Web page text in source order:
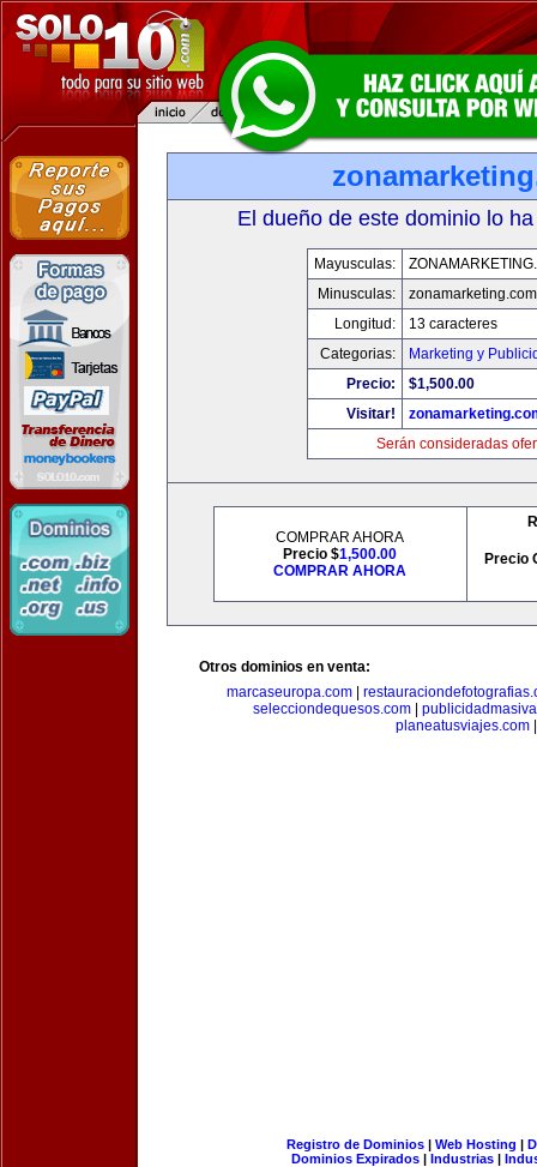
El dueño de este dominio lo
Mayusculas:
Minusculas:
zonamarketing.com
Longitud:
13 caracteres
Categorias:
Marketing y
Precio:
$1,500.00
Visitar!
Serán consideradas
COMPRAR AHORA
Precio $1,500.00
COMPRAR AHORA
Precio
Otros dominios en venta:
marcaseuropa.com|
selecciondequesos.com
planeatusviajes.com
Registro de Dominios| Web Hosting |
Dominios Expirados | Industrias |